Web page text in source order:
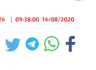
16/08/2020 09:38:00
| 26/ذو